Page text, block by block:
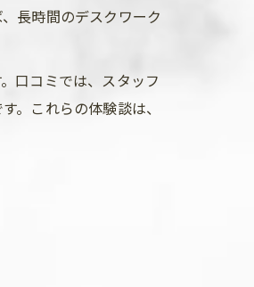
長時間のデスクワーク
口コミでは、スタッフ
。これらの体験談は、